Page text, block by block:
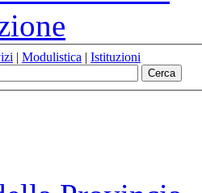
| Modulistica | Istituzioni